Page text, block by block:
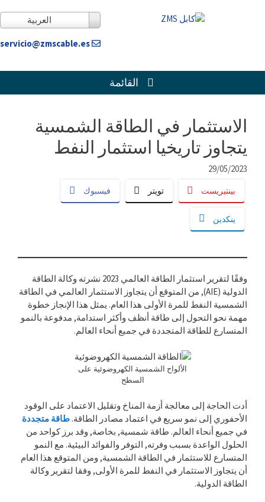
العربية
servicio@zmscable.es
القائمة
الاستثمار في الطاقة الشمسية
يتجاوز تاريخيا استثمار النفط
29/05/2023
فيسبوك تويتر بينتيريست
ينكدين
وفقًا لتقرير استثمار الطاقة العالمي 2023 نشرته وكالة الطاقة
الدولية (AIE), من المتوقع أن يتجاوز الاستثمار العالمي في الطاقة
الشمسية النفط للمرة الأولى هذا العام. يمثل هذا الإنجاز خطوة
مهمة نحو التحول إلى طاقة أنظف وأكثر استدامة, مدفوعة بالنمو
المتسارع للطاقة المتجددة في جميع أنحاء العالم.
الألواح الشمسية الكهروضوئية على
السطح
أدت الحاجة إلى معالجة أزمة المناخ وتقليل الاعتماد على الوقود
الأحفوري إلى نمو سريع في اعتماد مصادر الطاقة. طاقة متجددة
في جميع أنحاء العالم. طاقة شمسية, بخاصة, وقد برز كواحد من
الحلول الواعدة بسبب وفرته, التوفر والفوائد البيئية. مع النمو
المتسارع للاستثمار في الطاقة الشمسية, ومن المتوقع هذا العام
أن يتجاوز الاستثمار في النفط للمرة الأولى, وفقا لتقرير وكالة
الطاقة الدولية.